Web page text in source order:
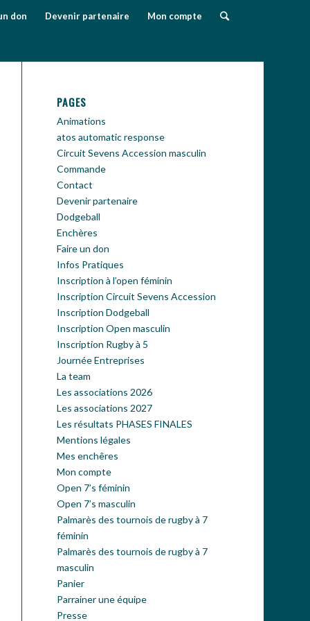
don Devenir partenaire Mon compte
PAGES
Animations
atos automatic response
Circuit Sevens Accession masculin
Commande
Contact
Devenir partenaire
Dodgeball
Enchères
Faire un don
Infos Pratiques
Inscription à l’open féminin
Inscription Circuit Sevens Accession
Inscription Dodgeball
Inscription Open masculin
Inscription Rugby à 5
Journée Entreprises
La team
Les associations 2026
Les associations 2027
Les résultats PHASES FINALES
Mentions légales
Mes enchêres
Mon compte
Open 7’s féminin
Open 7’s masculin
Palmarès des tournois de rugby à 7
féminin
Palmarès des tournois de rugby à 7
masculin
Panier
Parrainer une équipe
Presse